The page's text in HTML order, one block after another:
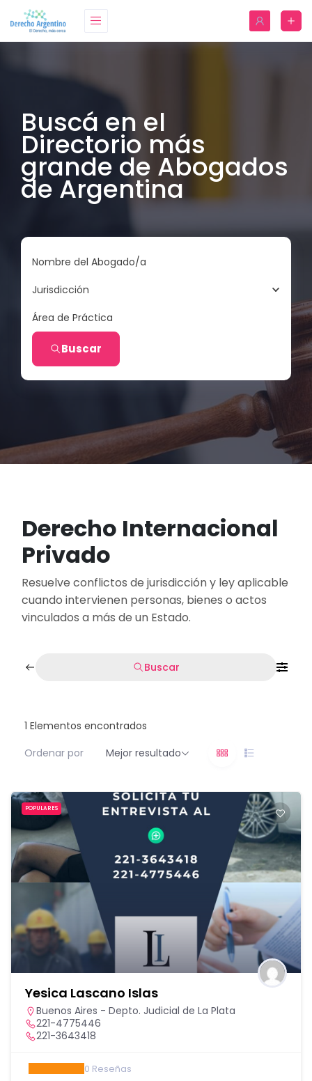
Buscá en el
Directorio más
grande de Abogados
de Argentina
Nombre del Abogado/a
Jurisdicción
Área de Práctica
Buscar
Derecho Internacional
Privado
Resuelve conflictos de jurisdicción y ley aplicable
cuando intervienen personas, bienes o actos
vinculados a más de un Estado.
Buscar
1 Elementos encontrados
Ordenar por
Mejor resultado
POPULARES
Yesica Lascano Islas
Buenos Aires - Depto. Judicial de La Plata
221-4775446
221-3643418
0 Reseñas